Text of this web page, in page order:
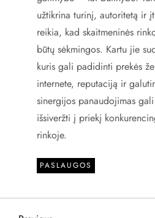
užtikrina turinį, autoritetą ir
reikia, kad skaitmeninės
būtų sėkmingos. Kartu jie
kuris gali padidinti prekės
internete, reputaciją ir
sinergijos panaudojimas
išsiveržti į priekį
rinkoje.
PASLAUGOS